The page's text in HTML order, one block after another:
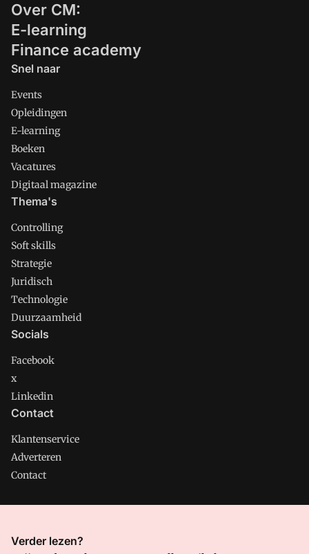
Over CM:
E-learning
Finance academy
Snel naar
Events
Opleidingen
E-learning
Boeken
Vacatures
Digitaal magazine
Thema's
Controlling
Soft skills
Strategie
Juridisch
Technologie
Duurzaamheid
Socials
Facebook
x
Linkedin
Contact
Klantenservice
Adverteren
Contact
CMweb is onderdeel van VMN media. Lees in
Verder lezen?